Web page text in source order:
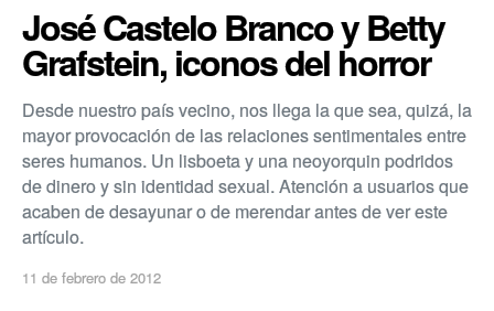
José Castelo Branco y Betty
Grafstein, iconos del horror
Desde nuestro paí­s vecino, nos llega la que sea, quizá, la
mayor provocación de las relaciones sentimentales entre
seres humanos. Un lisboeta y una neoyorquin podridos
de dinero y sin identidad sexual. Atención a usuarios que
acaben de desayunar o de merendar antes de ver este
artí­culo.
11 de febrero de 2012